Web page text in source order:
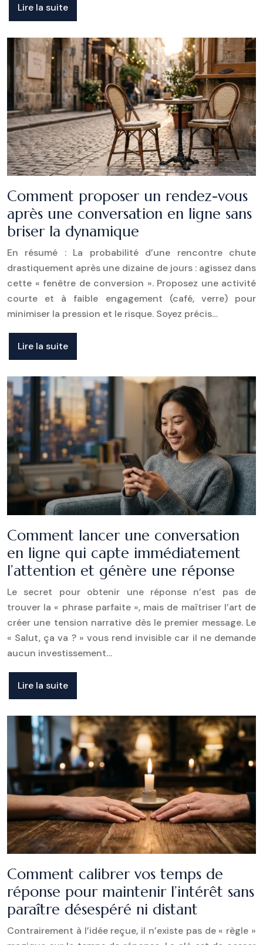
Lire la suite
Comment proposer un rendez-vous
après une conversation en ligne sans
briser la dynamique
En résumé : La probabilité d’une rencontre chute
drastiquement après une dizaine de jours : agissez dans
cette « fenêtre de conversion ». Proposez une activité
courte et à faible engagement (café, verre) pour
minimiser la pression et le risque. Soyez précis…
Lire la suite
Comment lancer une conversation
en ligne qui capte immédiatement
l’attention et génère une réponse
Le secret pour obtenir une réponse n’est pas de
trouver la « phrase parfaite », mais de maîtriser l’art de
créer une tension narrative dès le premier message. Le
« Salut, ça va ? » vous rend invisible car il ne demande
aucun investissement…
Lire la suite
Comment calibrer vos temps de
réponse pour maintenir l’intérêt sans
paraître désespéré ni distant
Contrairement à l’idée reçue, il n’existe pas de « règle »